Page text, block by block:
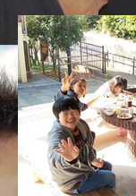
動！！